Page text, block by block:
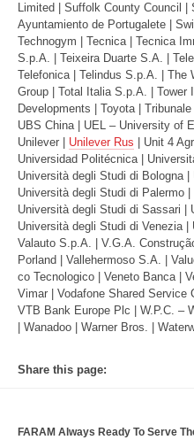
Limited | Suffolk County Council
Ayuntamiento de Portugalete |
Technogym | Tecnica | Tecnica
S.p.A. | Teixeira Duarte S.A. |
Telefonica | Telindus S.p.A. | The
Group | Total Italia S.p.A. | Tower
Developments | Toyota |
UBS China | UEL – University of
Unilever | Unilever Rus | Unit 4
Universidad Politécnica |
Università degli Studi di Bologna |
Università degli Studi di Palermo
Università degli Studi di Sassari |
Università degli Studi di Venezia |
Valauto S.p.A. | V.G.A.
Porland | Vallehermoso S.A. |
co Tecnologico | Veneto Banca |
Vimar | Vodafone Shared Service
VTB Bank Europe Plc | W.P.C. –
| Wanadoo | Warner Bros. |
Share this page:
FARAM Always Ready To Serve